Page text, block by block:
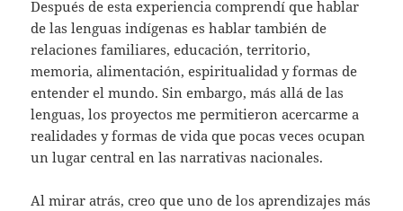
Después de esta experiencia comprendí que hablar
de las lenguas indígenas es hablar también de
relaciones familiares, educación, territorio,
memoria, alimentación, espiritualidad y formas de
entender el mundo. Sin embargo, más allá de las
lenguas, los proyectos me permitieron acercarme a
realidades y formas de vida que pocas veces ocupan
un lugar central en las narrativas nacionales.
Al mirar atrás, creo que uno de los aprendizajes más